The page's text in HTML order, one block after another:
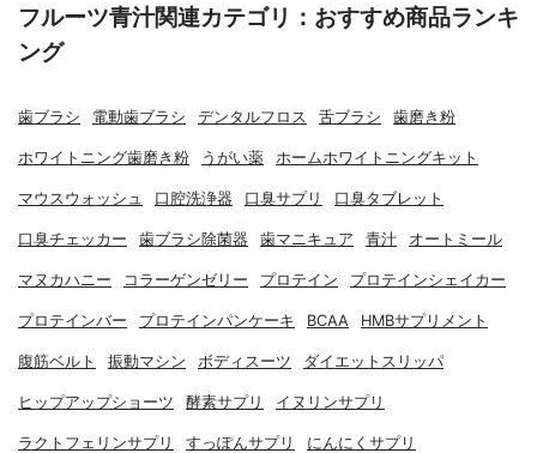
フルーツ青汁関連カテゴリ：おすすめ商品ランキ
ング
歯ブラシ 電動歯ブラシ デンタルフロス 舌ブラシ 歯磨き粉
ホワイトニング歯磨き粉 うがい薬 ホームホワイトニングキット
マウスウォッシュ 口腔洗浄器 口臭サプリ 口臭タブレット
口臭チェッカー 歯ブラシ除菌器 歯マニキュア 青汁 オートミール
マヌカハニー コラーゲンゼリー プロテイン プロテインシェイカー
プロテインバー プロテインパンケーキ BCAA HMBサプリメント
腹筋ベルト 振動マシン ボディスーツ ダイエットスリッパ
ヒップアップショーツ 酵素サプリ イヌリンサプリ
ラクトフェリンサプリ すっぽんサプリ にんにくサプリ